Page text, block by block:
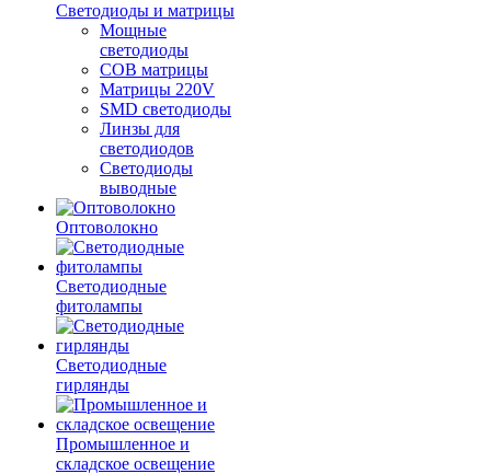
Светодиоды и матрицы
Мощные
светодиоды
COB матрицы
Матрицы 220V
SMD светодиоды
Линзы для
светодиодов
Светодиоды
выводные
Оптоволокно
Светодиодные
фитолампы
Светодиодные
гирлянды
Промышленное и
складское освещение